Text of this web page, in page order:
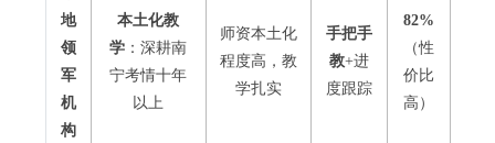
地
领
军
机
构
本土化教
学 ：深耕南
宁考情十年
以上
师资本土化
程度高，教
学扎实
手把手
教+进
度跟踪
82%
（性
价比
高）